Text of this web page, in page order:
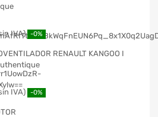
-0%
RENAULT KANGOO I
-0%